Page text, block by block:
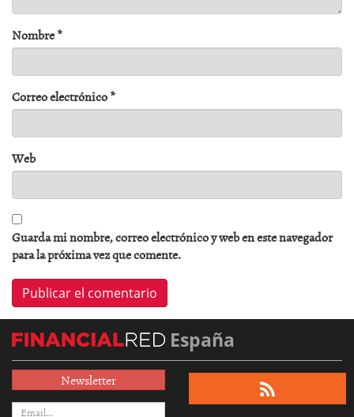
Nombre*
Correo electrónico*
Web
Guarda mi nombre, correo electrónico y web en este navegador
para la próxima vez que comente.
España
Newsletter